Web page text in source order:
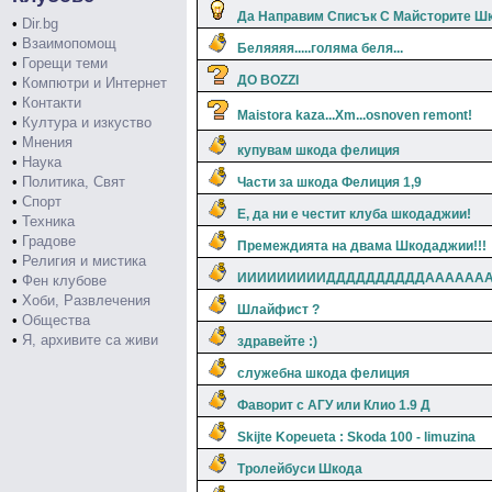
• Dir.bg
• Взаимопомощ
• Горещи теми
• Компютри и Интернет
• Контакти
• Култура и изкуство
• Мнения
• Наука
• Политика, Свят
• Спорт
• Техника
• Градове
• Религия и мистика
• Фен клубове
• Хоби, Развлечения
• Общества
• Я, архивите са живи
Да Направим Списък С Майсторите
Беляяяя.....голяма беля...
ДО BOZZI
Maistora kaza...Xm...osnoven remont!
купувам шкода фелиция
Части за шкода Фелиция 1,9
Е, да ни е честит клуба шкодаджии!
Премеждията на двама Шкодаджии!!!
Шлайфист ?
здравейте :)
служебна шкода фелиция
Фаворит с АГУ или Клио 1.9 Д
Skijte Kopeueta : Skoda 100 - limuzina
Тролейбуси Шкода